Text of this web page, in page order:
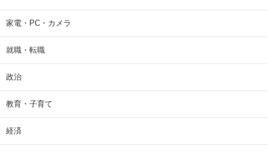
家電・PC・カメラ
就職・転職
政治
教育・子育て
経済